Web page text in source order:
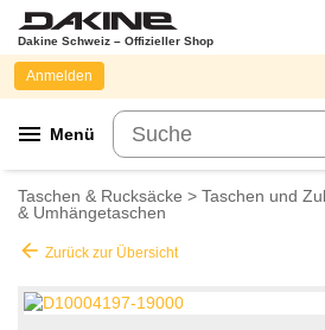
Dakine Schweiz – Offizieller Shop
menu Menü
Anmelden
Taschen & Rucksäcke > Taschen und
& Umhängetaschen
arrow_back Zurück zur Übersicht